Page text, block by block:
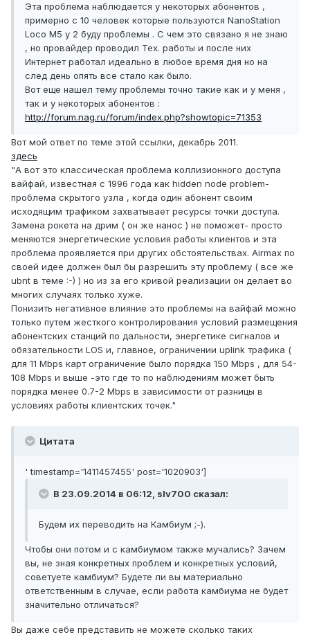
Эта проблема наблюдается у некоторых абонентов ,
примерно с 10 человек которые пользуются NanoStation
Loco M5 у 2 буду проблемы . С чем это связано я не знаю
, но провайдер проводил Тех. работы и после них
Интернет работал идеально в любое время дня но на
след день опять все стало как было.
Вот еще нашел тему проблемы точно такие как и у меня ,
так и у некоторых абонентов :
http://forum.nag.ru/forum/index.php?showtopic=71353
Вот мой ответ по теме этой ссылки, декабрь 2011.
здесь
"А вот это классическая проблема коллизионного доступа
вайфай, известная с 1996 года как hidden node problem-
проблема скрытого узла , когда один абонент своим
исходящим трафиком захватывает ресурсы точки доступа.
Замена рокета на дрим ( он же нанос ) не поможет- просто
меняются энергетические условия работы клиентов и эта
проблема проявляется при других обстоятельствах. Airmax по
своей идее должен был бы разрешить эту проблему ( все же
ubnt в теме :-) ) но из за его кривой реализации он делает во
многих случаях только хуже.
Понизить негативное влияние это проблемы на вайфай можно
только путем жесткого контролирования условий размещения
абонентских станций по дальности, энергетике сигналов и
обязательности LOS и, главное, ограничении uplink трафика (
для 11 Mbps карт ограничение было порядка 150 Mbps , для 54-
108 Mbps и выше -это где то по наблюдениям может быть
порядка менее 0.7-2 Mbps в зависимости от разницы в
условиях работы клиентских точек."
Цитата
' timestamp='1411457455' post='1020903']
В 23.09.2014 в 06:12, slv700 сказал:
Будем их переводить на Камбиум ;-).
Чтобы они потом и с камбиумом также мучались? Зачем
вы, не зная конкретных проблем и конкретных условий,
советуете камбиум? Будете ли вы материально
ответственным в случае, если работа камбиума не будет
значительно отличаться?
Вы даже себе представить не можете сколько таких